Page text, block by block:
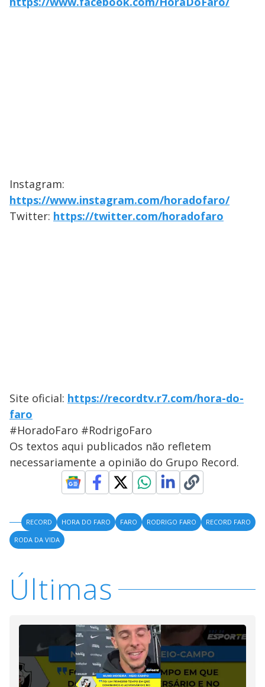
Instagram:
https://www.instagram.com/horadofaro/
Twitter: https://twitter.com/horadofaro
Site oficial: https://recordtv.r7.com/hora-do-
faro
#HoradoFaro #RodrigoFaro
Os textos aqui publicados não refletem
necessariamente a opinião do Grupo Record.
RECORD HORA DO FARO FARO RODRIGO FARO
RECORD FARO
RODA DA VIDA
Últimas